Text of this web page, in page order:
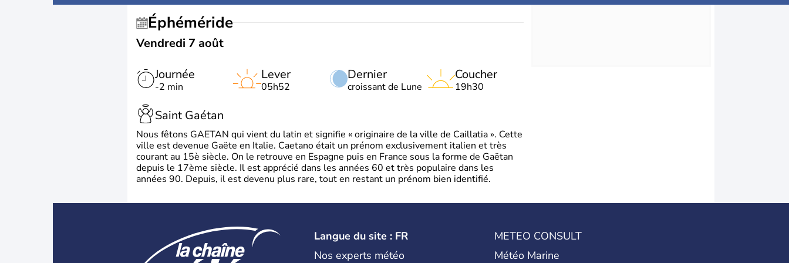
Éphéméride
Vendredi 7 août
Journée
-2 min
Dernier
croissant de Lune
Lever
05h52
Coucher
19h30
Saint Gaétan
Nous fêtons GAETAN qui vient du latin et signifie « originaire de la ville de Caillatia ». Cette
ville est devenue Gaëte en Italie. Caetano était un prénom exclusivement italien et très
courant au 15è siècle. On le retrouve en Espagne puis en France sous la forme de Gaëtan
depuis le 17ème siècle. Il est apprécié dans les années 60 et très populaire dans les
années 90. Depuis, il est devenu plus rare, tout en restant un prénom bien identifié.
Langue du site : FR
Nos experts météo
METEO CONSULT
Météo Marine